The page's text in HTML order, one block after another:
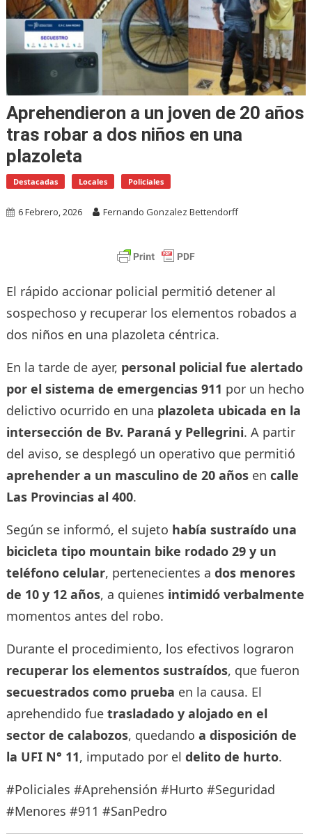
Aprehendieron a un joven de 20 años
tras robar a dos niños en una
plazoleta
Destacadas Locales Policiales
6 Febrero, 2026 Fernando Gonzalez Bettendorff
El rápido accionar policial permitió detener al
sospechoso y recuperar los elementos robados a
dos niños en una plazoleta céntrica.
En la tarde de ayer, personal policial fue alertado
por el sistema de emergencias 911 por un hecho
delictivo ocurrido en una plazoleta ubicada en la
intersección de Bv. Paraná y Pellegrini. A partir
del aviso, se desplegó un operativo que permitió
aprehender a un masculino de 20 añosen calle
Las Provincias al 400.
Según se informó, el sujeto había sustraído una
bicicleta tipo mountain bike rodado 29 y un
teléfono celular, pertenecientes a dos menores
de 10 y 12 años, a quienes intimidó verbalmente
momentos antes del robo.
Durante el procedimiento, los efectivos lograron
recuperar los elementos sustraídos, que fueron
secuestrados como prueba en la causa. El
aprehendido fue trasladado y alojado en el
sector de calabozos, quedando a disposición de
la UFI N° 11, imputado por el delito de hurto.
#Policiales #Aprehensión #Hurto #Seguridad
#Menores #911 #SanPedro